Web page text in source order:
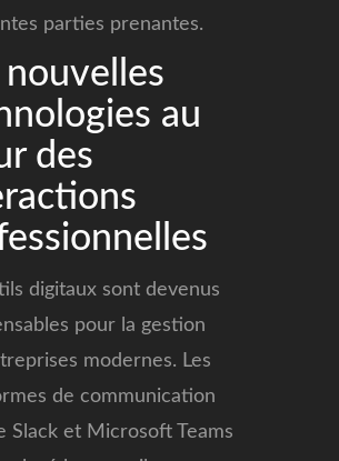
parties prenantes.
nouvelles
au
des
digitaux sont devenus
pour la gestion
modernes. Les
de communication
Slack et Microsoft Teams